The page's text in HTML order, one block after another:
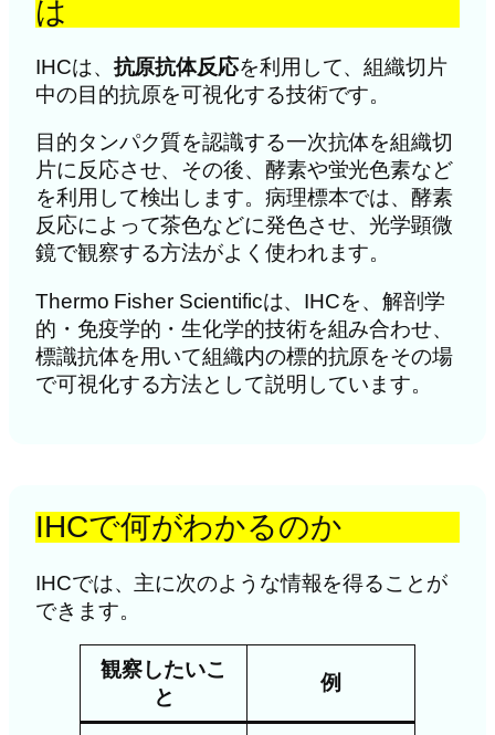
は
IHCは、 抗原抗体反応を利用して、組織切片
中の目的抗原を可視化する技術です。
目的タンパク質を認識する一次抗体を組織切
片に反応させ、その後、酵素や蛍光色素など
を利用して検出します。病理標本では、酵素
反応によって茶色などに発色させ、光学顕微
鏡で観察する方法がよく使われます。
Thermo Fisher Scientificは、IHCを、解剖学
的・免疫学的・生化学的技術を組み合わせ、
標識抗体を用いて組織内の標的抗原をその場
で可視化する方法として説明しています。
IHCで何がわかるのか
IHCでは、主に次のような情報を得ることが
できます。
観察したいこ
と
例